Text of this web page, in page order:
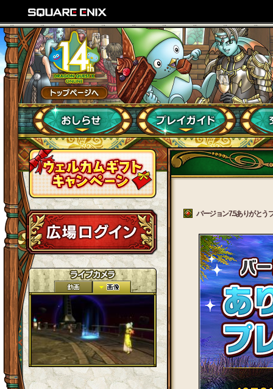
バージョン7.5ありがとう